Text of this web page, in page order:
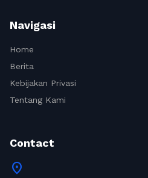
Navigasi
Home
Berita
Kebijakan Privasi
Tentang Kami
Contact
location_on